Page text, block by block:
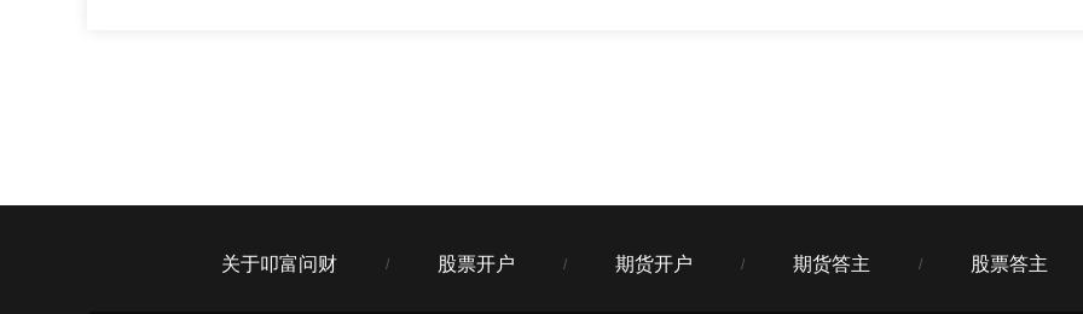
关于叩富问财 / 股票开户 / 期货开户 / 期货答主 / 股票答主